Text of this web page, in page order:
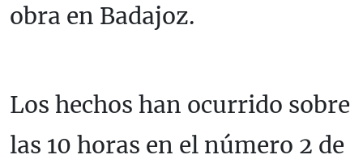
obra en Badajoz.
Los hechos han ocurrido sobre
las 10 horas en el número 2 de